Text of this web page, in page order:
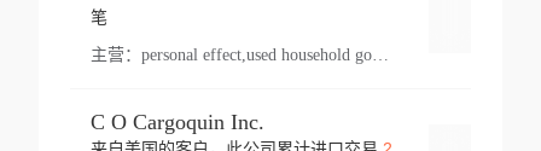
笔
主营： personal effect,used household goods
C O Cargoquin Inc.